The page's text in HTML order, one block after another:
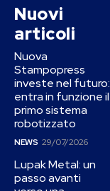
Nuovi
articoli
Nuova
Stampopress
investe nel futuro:
entra in funzione il
primo sistema
robotizzato
NEWS 29/07/2026
Lupak Metal: un
passo avanti